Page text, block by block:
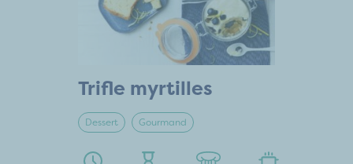
Trifle myrtilles
Dessert Gourmand